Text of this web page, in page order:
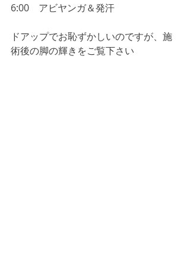
6:00　アビヤンガ＆発汗
ドアップでお恥ずかしいのですが、施
術後の脚の輝きをご覧下さい